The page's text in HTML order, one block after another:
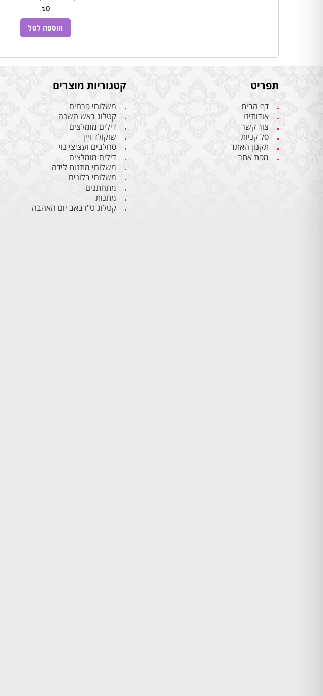
₪0
הוספה לסל
תפריט
דף הבית
אודותינו
צור קשר
סל קניות
תקנון האתר
מפת אתר
קטגוריות מוצרים
משלוחי פרחים
קטלוג ראש השנה
דילים מומלצים
שוקולד ויין
סחלבים ועציצי נוי
דילים מומלצים
משלוחי מתנות לידה
משלוחי בלונים
מתחתנים
מתנות
קטלוג ט"ו באב יום האהבה